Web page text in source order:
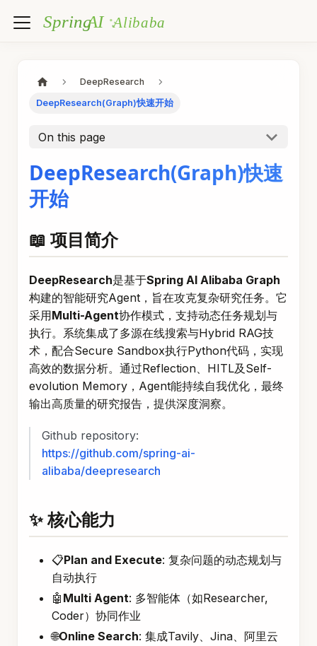
DeepResearch
DeepResearch(Graph)快速开始
On this page
DeepResearch(Graph)快速
开始
📖 项目简介
DeepResearch是基于Spring AI Alibaba Graph
构建的智能研究Agent，旨在攻克复杂研究任务。它
采用Multi-Agent协作模式，支持动态任务规划与
执行。系统集成了多源在线搜索与Hybrid RAG技
术，配合Secure Sandbox执行Python代码，实现
高效的数据分析。通过Reflection、HITL及Self-
evolution Memory，Agent能持续自我优化，最终
输出高质量的研究报告，提供深度洞察。
Github repository:
https://github.com/spring-ai-
alibaba/deepresearch
✨ 核心能力
📋Plan and Execute: 复杂问题的动态规划与
自动执行
🤖 Multi Agent: 多智能体（如Researcher,
Coder）协同作业
🌐Online Search: 集成Tavily、Jina、阿里云